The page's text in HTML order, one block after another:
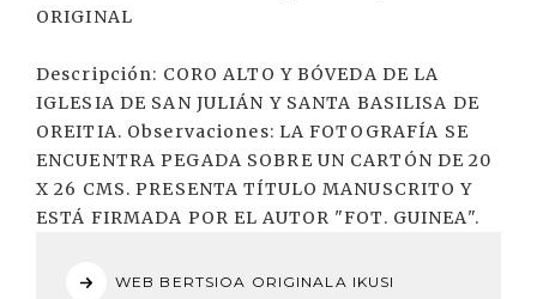
ORIGINAL
Descripción: CORO ALTO Y BÓVEDA DE LA
IGLESIA DE SAN JULIÁN Y SANTA BASILISA DE
OREITIA. Observaciones: LA FOTOGRAFÍA SE
ENCUENTRA PEGADA SOBRE UN CARTÓN DE 20
X 26 CMS. PRESENTA TÍTULO MANUSCRITO Y
ESTÁ FIRMADA POR EL AUTOR "FOT. GUINEA".
WEB BERTSIOA ORIGINALA IKUSI